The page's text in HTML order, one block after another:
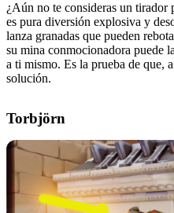
¿Aún no te consideras un tirador
es pura diversión explosiva y
lanza granadas que pueden
su mina conmocionadora puede
a ti mismo. Es la prueba de que,
solución.
Torbjörn